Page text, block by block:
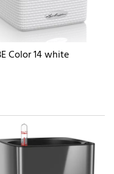
Color 14 white